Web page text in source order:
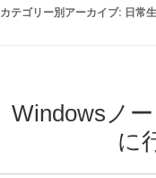
カテゴリー別アーカイブ: 日常
Windowsノ
に